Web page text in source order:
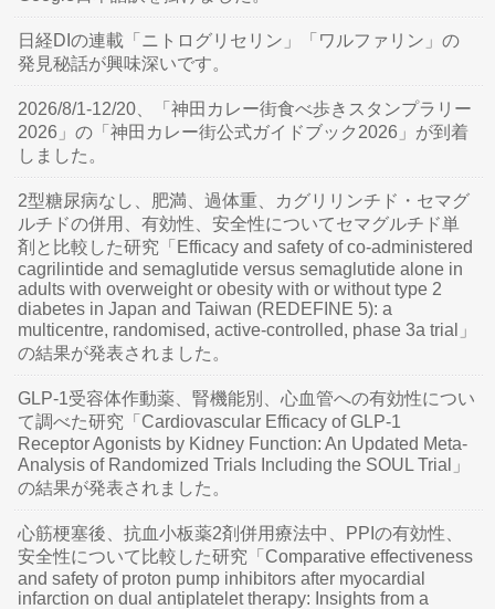
日経DIの連載「ニトログリセリン」「ワルファリン」の
発見秘話が興味深いです。
2026/8/1-12/20、「神田カレー街食べ歩きスタンプラリー
2026」の「神田カレー街公式ガイドブック2026」が到着
しました。
2型糖尿病なし、肥満、過体重、カグリリンチド・セマグ
ルチドの併用、有効性、安全性についてセマグルチド単
剤と比較した研究「Efficacy and safety of co-administered
cagrilintide and semaglutide versus semaglutide alone in
adults with overweight or obesity with or without type 2
diabetes in Japan and Taiwan (REDEFINE 5): a
multicentre, randomised, active-controlled, phase 3a trial」
の結果が発表されました。
GLP-1受容体作動薬、腎機能別、心血管への有効性につい
て調べた研究「Cardiovascular Efficacy of GLP-1
Receptor Agonists by Kidney Function: An Updated Meta-
Analysis of Randomized Trials Including the SOUL Trial」
の結果が発表されました。
心筋梗塞後、抗血小板薬2剤併用療法中、PPIの有効性、
安全性について比較した研究「Comparative effectiveness
and safety of proton pump inhibitors after myocardial
infarction on dual antiplatelet therapy: Insights from a